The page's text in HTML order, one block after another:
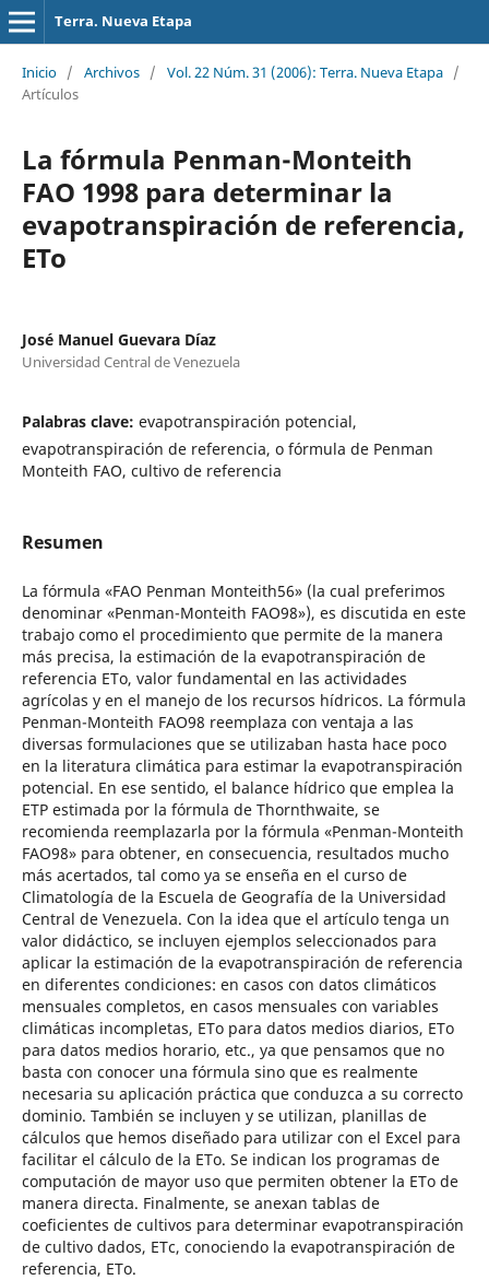
Terra. Nueva Etapa
Inicio / Archivos / Vol. 22 Núm. 31 (2006): Terra. Nueva Etapa /
Artículos
La fórmula Penman-Monteith
FAO 1998 para determinar la
evapotranspiración de referencia,
ETo
José Manuel Guevara Díaz
Universidad Central de Venezuela
Palabras clave: evapotranspiración potencial,
evapotranspiración de referencia, o fórmula de Penman
Monteith FAO, cultivo de referencia
Resumen
La fórmula «FAO Penman Monteith56» (la cual preferimos
denominar «Penman-Monteith FAO98»), es discutida en este
trabajo como el procedimiento que permite de la manera
más precisa, la estimación de la evapotranspiración de
referencia ETo, valor fundamental en las actividades
agrícolas y en el manejo de los recursos hídricos. La fórmula
Penman-Monteith FAO98 reemplaza con ventaja a las
diversas formulaciones que se utilizaban hasta hace poco
en la literatura climática para estimar la evapotranspiración
potencial. En ese sentido, el balance hídrico que emplea la
ETP estimada por la fórmula de Thornthwaite, se
recomienda reemplazarla por la fórmula «Penman-Monteith
FAO98» para obtener, en consecuencia, resultados mucho
más acertados, tal como ya se enseña en el curso de
Climatología de la Escuela de Geografía de la Universidad
Central de Venezuela. Con la idea que el artículo tenga un
valor didáctico, se incluyen ejemplos seleccionados para
aplicar la estimación de la evapotranspiración de referencia
en diferentes condiciones: en casos con datos climáticos
mensuales completos, en casos mensuales con variables
climáticas incompletas, ETo para datos medios diarios, ETo
para datos medios horario, etc., ya que pensamos que no
basta con conocer una fórmula sino que es realmente
necesaria su aplicación práctica que conduzca a su correcto
dominio. También se incluyen y se utilizan, planillas de
cálculos que hemos diseñado para utilizar con el Excel para
facilitar el cálculo de la ETo. Se indican los programas de
computación de mayor uso que permiten obtener la ETo de
manera directa. Finalmente, se anexan tablas de
coeficientes de cultivos para determinar evapotranspiración
de cultivo dados, ETc, conociendo la evapotranspiración de
referencia, ETo.